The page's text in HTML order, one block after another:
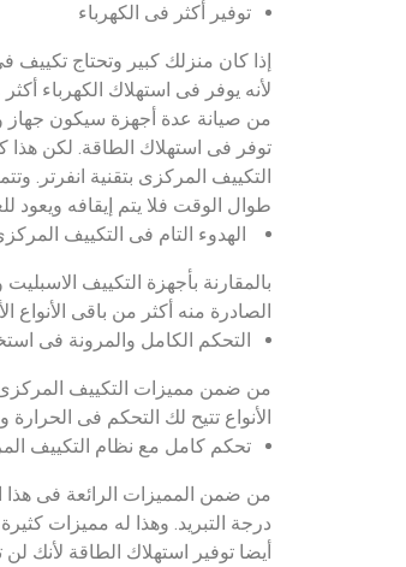
توفير أكثر فى الكهرباء
لأنه يوفر فى استهلاك الكهرباء
من صيانة عدة أجهزة سيكون جهاز
توفر فى استهلاك الطاقة. لكن هذا
التكييف المركزى بتقنية انفرتر.
طوال الوقت فلا يتم إيقافه ويعود
الهدوء التام فى التكييف
بالمقارنة بأجهزة التكييف
الصادرة منه أكثر من باقى
التحكم الكامل والمرونة فى
من ضمن مميزات التكييف
الأنواع تتيح لك التحكم فى
تحكم كامل مع نظام التكييف
من ضمن المميزات الرائعة فى
درجة التبريد. وهذا له مميزات
أيضا توفير استهلاك الطاقة لأنك